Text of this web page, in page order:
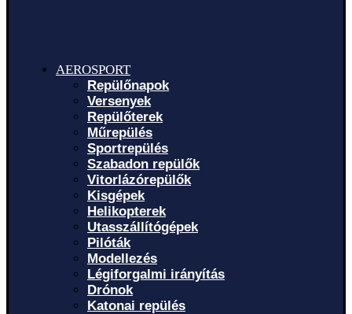
AEROSPORT
Repülőnapok
Versenyek
Repülőterek
Műrepülés
Sportrepülés
Szabadon repülők
Vitorlázórepülők
Kisgépek
Helikopterek
Utasszállítógépek
Pilóták
Modellezés
Légiforgalmi irányítás
Drónok
Katonai repülés